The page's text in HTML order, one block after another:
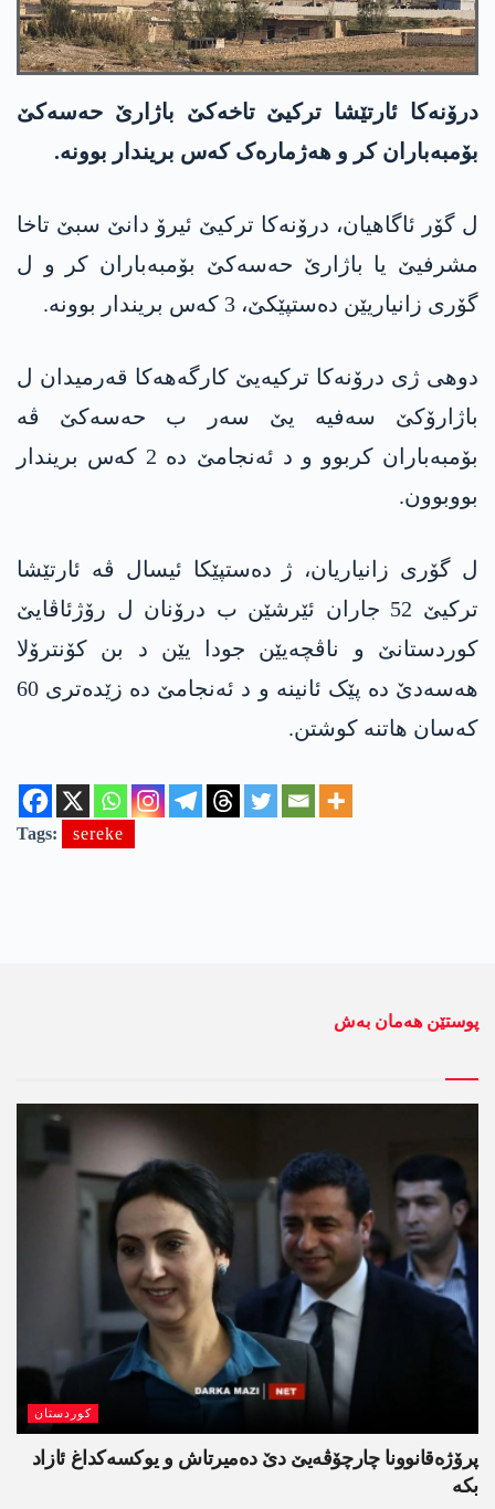
درۆنەکا ئارتێشا ترکیێ تاخەکێ باژارێ حەسەکێ
بۆمبەباران کر و ھەژمارەک کەس بریندار بوونە.
ل گۆر ئاگاهیان، درۆنەکا ترکیێ ئیرۆ دانێ سبێ تاخا
مشرفیێ یا باژارێ حەسەکێ بۆمبەباران کر و ل
گۆری زانیاریێن دەستپێکێ، 3 کەس بریندار بوونە.
دوھی ژی درۆنەکا ترکیەیێ کارگەھەکا قەرمیدان ل
باژارۆکێ سەفیە یێ سەر ب حەسەکێ ڤە
بۆمبەباران کربوو و د ئەنجامێ دە 2 کەس بریندار
بووبوون.
ل گۆری زانیاریان، ژ دەستپێکا ئیسال ڤە ئارتێشا
ترکیێ 52 جاران ئێرشێن ب درۆنان ل رۆژئاڤایێ
کوردستانێ و ناڤچەیێن جودا یێن د بن کۆنترۆلا
ھەسەدێ دە پێک ئانینە و د ئەنجامێ دە زێدەتری 60
کەسان ھاتنە کوشتن.
Tags: sereke
پوستێن ھەمان بەش
کوردستان
پرۆژەقانوونا چارچۆڤەیێ دێ دەمیرتاش و یوکسەکداغ ئازاد
بکە